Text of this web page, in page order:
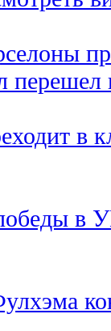
перешел
в